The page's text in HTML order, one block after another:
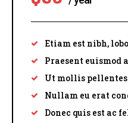
Etiam est nibh,
Praesent euismod
Ut mollis
Nullam eu erat
Donec quis est ac